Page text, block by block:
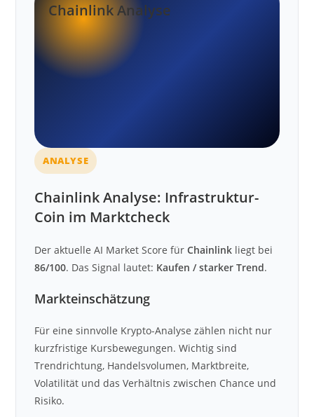
Chainlink Analyse
ANALYSE
Chainlink Analyse: Infrastruktur-
Coin im Marktcheck
Der aktuelle AI Market Score fürChainlink liegt bei
86/100. Das Signal lautet: Kaufen / starker Trend.
Markteinschätzung
Für eine sinnvolle Krypto-Analyse zählen nicht nur
kurzfristige Kursbewegungen. Wichtig sind
Trendrichtung, Handelsvolumen, Marktbreite,
Volatilität und das Verhältnis zwischen Chance und
Risiko.